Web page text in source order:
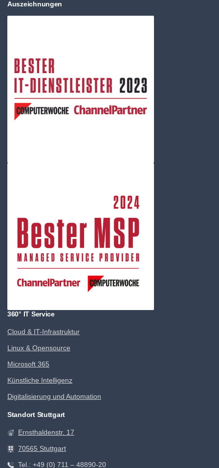
Auszeichnungen
360° IT Service
Cloud & IT-Infrastruktur
Linux & Opensource
Microsoft 365
Künstliche Intelligenz
Digitalisierung und Automation
Standort Stuttgart
Ernsthaldenstr. 17
70565 Stuttgart
Tel.: +49 (0) 711 – 48890-20